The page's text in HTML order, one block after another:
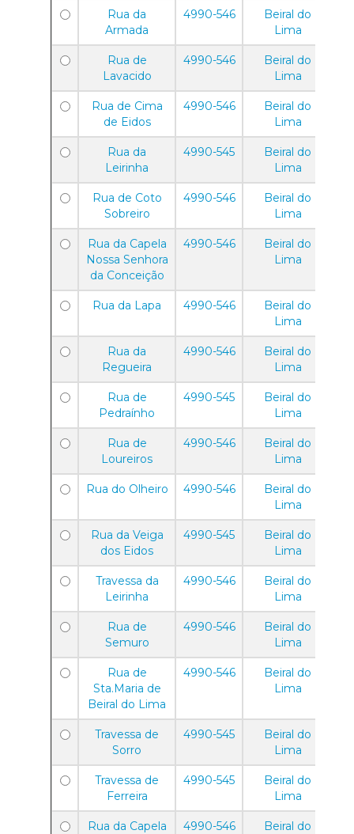
Rua da
Armada
4990-546
Beiral do
Lima
Rua de
Lavacido
4990-546
Beiral do
Lima
Rua de Cima
de Eidos
4990-546
Beiral do
Lima
Rua da
Leirinha
4990-545
Beiral do
Lima
Rua de Coto
Sobreiro
4990-546
Beiral do
Lima
Rua da Capela
Nossa Senhora
da Conceição
4990-546
Beiral do
Lima
Rua da Lapa 4990-546
Beiral do
Lima
Rua da
Regueira
4990-546
Beiral do
Lima
Rua de
Pedraínho
4990-545
Beiral do
Lima
Rua de
Loureiros
4990-546
Beiral do
Lima
Rua do Olheiro 4990-546
Beiral do
Lima
Rua da Veiga
dos Eidos
4990-545
Beiral do
Lima
Travessa da
Leirinha
4990-546
Beiral do
Lima
Rua de
Semuro
4990-546
Beiral do
Lima
Rua de
Sta.Maria de
Beiral do Lima
4990-546
Beiral do
Lima
Travessa de
Sorro
4990-545
Beiral do
Lima
Travessa de
Ferreira
4990-545
Beiral do
Lima
Rua da Capela
4990-546
Beiral do